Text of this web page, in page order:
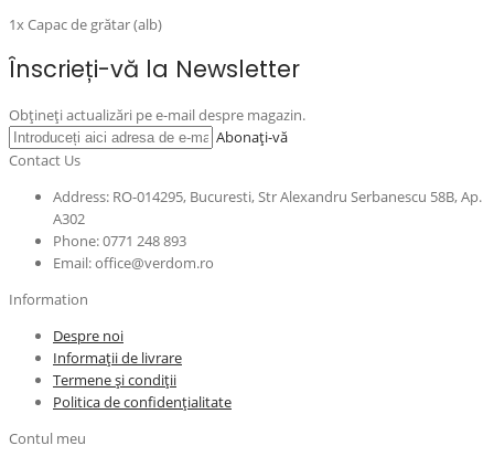
1x Capac de grătar (alb)
Înscrieți-vă la Newsletter
Obțineți actualizări pe e-mail despre magazin.
Abonați-vă
Contact Us
Address: RO-014295, Bucuresti, Str Alexandru Serbanescu 58B, Ap.
A302
Phone: 0771 248 893
Email: office@verdom.ro
Information
Despre noi
Informații de livrare
Termene și condiții
Politica de confidențialitate
Contul meu